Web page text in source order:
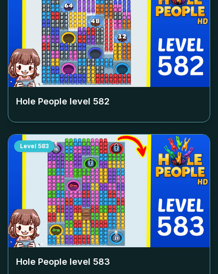
Hole People level 582
Level 583
Hole People level 583